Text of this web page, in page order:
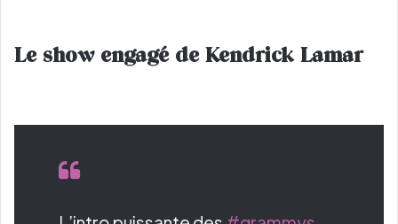
Le show engagé de Kendrick Lamar